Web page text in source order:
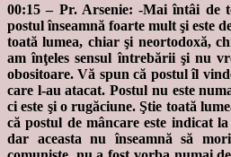
00:15 – Pr. Arsenie: -Mai întâi de
postul înseamnă foarte mult şi este
toată lumea, chiar şi neortodoxă,
am înţeles sensul întrebării şi nu
obositoare. Vă spun că postul îl
care l-au atacat. Postul nu este
ci este şi o rugăciune. Ştie toată
că postul de mâncare este indicat
dar aceasta nu înseamnă să